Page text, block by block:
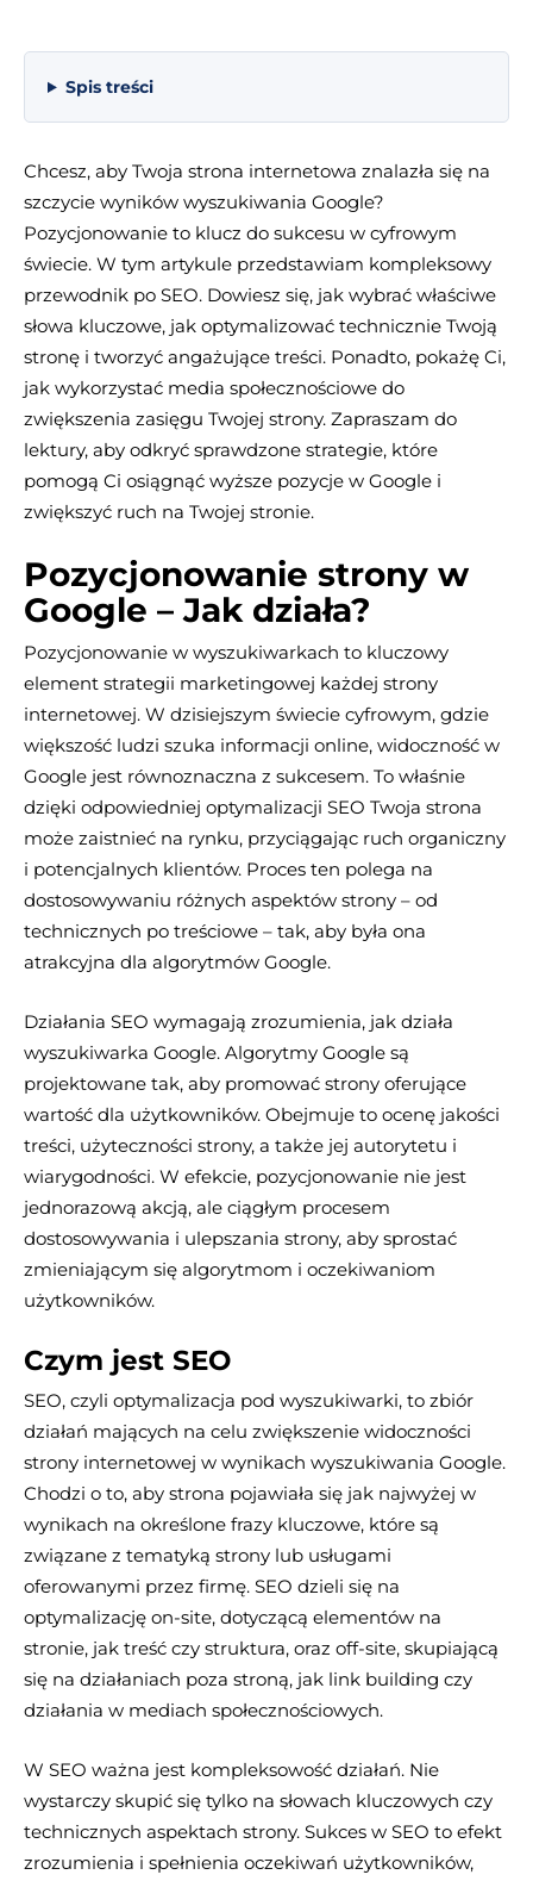
Spis treści
Chcesz, aby Twoja strona internetowa znalazła się na
szczycie wyników wyszukiwania Google?
Pozycjonowanie to klucz do sukcesu w cyfrowym
świecie. W tym artykule przedstawiam kompleksowy
przewodnik po SEO. Dowiesz się, jak wybrać właściwe
słowa kluczowe, jak optymalizować technicznie Twoją
stronę i tworzyć angażujące treści. Ponadto, pokażę Ci,
jak wykorzystać media społecznościowe do
zwiększenia zasięgu Twojej strony. Zapraszam do
lektury, aby odkryć sprawdzone strategie, które
pomogą Ci osiągnąć wyższe pozycje w Google i
zwiększyć ruch na Twojej stronie.
Pozycjonowanie strony w
Google – Jak działa?
Pozycjonowanie w wyszukiwarkach to kluczowy
element strategii marketingowej każdej strony
internetowej. W dzisiejszym świecie cyfrowym, gdzie
większość ludzi szuka informacji online, widoczność w
Google jest równoznaczna z sukcesem. To właśnie
dzięki odpowiedniej optymalizacji SEO Twoja strona
może zaistnieć na rynku, przyciągając ruch organiczny
i potencjalnych klientów. Proces ten polega na
dostosowywaniu różnych aspektów strony – od
technicznych po treściowe – tak, aby była ona
atrakcyjna dla algorytmów Google.
Działania SEO wymagają zrozumienia, jak działa
wyszukiwarka Google. Algorytmy Google są
projektowane tak, aby promować strony oferujące
wartość dla użytkowników. Obejmuje to ocenę jakości
treści, użyteczności strony, a także jej autorytetu i
wiarygodności. W efekcie, pozycjonowanie nie jest
jednorazową akcją, ale ciągłym procesem
dostosowywania i ulepszania strony, aby sprostać
zmieniającym się algorytmom i oczekiwaniom
użytkowników.
Czym jest SEO
SEO, czyli optymalizacja pod wyszukiwarki, to zbiór
działań mających na celu zwiększenie widoczności
strony internetowej w wynikach wyszukiwania Google.
Chodzi o to, aby strona pojawiała się jak najwyżej w
wynikach na określone frazy kluczowe, które są
związane z tematyką strony lub usługami
oferowanymi przez firmę. SEO dzieli się na
optymalizację on-site, dotyczącą elementów na
stronie, jak treść czy struktura, oraz off-site, skupiającą
się na działaniach poza stroną, jak link building czy
działania w mediach społecznościowych.
W SEO ważna jest kompleksowość działań. Nie
wystarczy skupić się tylko na słowach kluczowych czy
technicznych aspektach strony. Sukces w SEO to efekt
zrozumienia i spełnienia oczekiwań użytkowników,